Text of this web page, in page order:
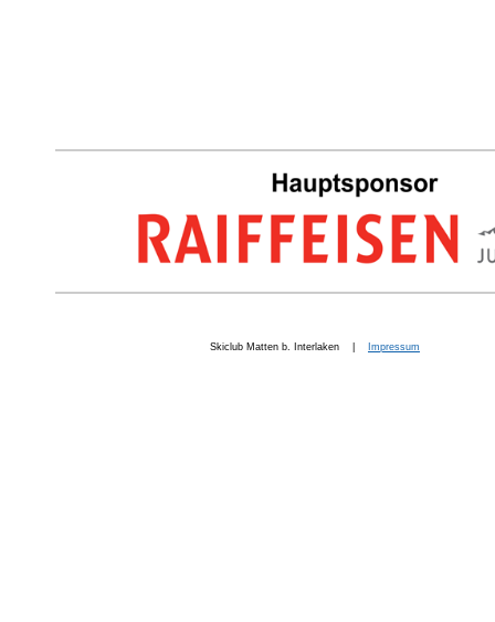
Skiclub Matten b. Interlaken | Impressum